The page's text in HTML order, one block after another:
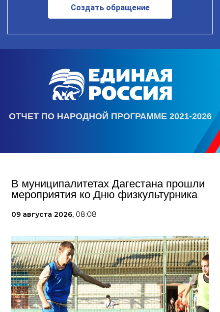
Создать обращение
ОТЧЕТ ПО НАРОДНОЙ ПРОГРАММЕ 2021-2026
В муниципалитетах Дагестана прошли
мероприятия ко Дню физкультурника
09 августа 2026, 08:08